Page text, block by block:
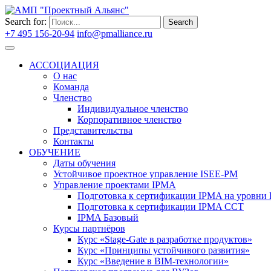
Search for: Search
+7 495 156-20-94 info@pmalliance.ru
АССОЦИАЦИЯ
О нас
Команда
Членство
Индивидуальное членство
Корпоративное членство
Представительства
Контакты
ОБУЧЕНИЕ
Даты обучения
Устойчивое проектное управление ISEE-PM
Управление проектами IPMA
Подготовка к сертификации IPMA на уровни
Подготовка к сертификации IPMA CCT
IPMA Базовый
Курсы партнёров
Курс «Stage-Gate в разработке продуктов»
Курс «Принципы устойчивого развития»
Курс «Введение в BIM-технологии»